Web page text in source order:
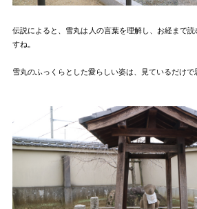
伝説によると、雪丸は人の言葉を理解し、お経まで
すね。
雪丸のふっくらとした愛らしい姿は、見ているだけで